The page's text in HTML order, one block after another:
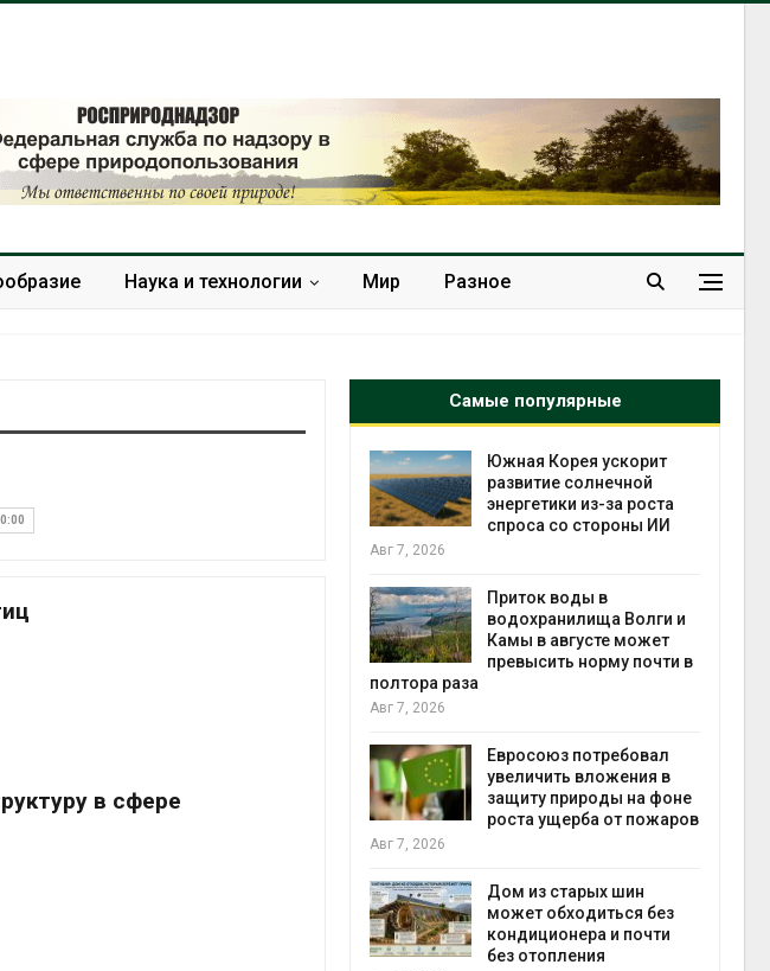
Наука и технологии Мир Разное
в сфере
Самые популярные
пресной воды
Южная Корея ускорит
развитие солнечной
энергетики из-за роста
спроса со стороны ИИ
Авг 7, 2026
Приток воды в
водохранилища Волги и
Камы в августе может
превысить норму почти в
полтора раза
Авг 7, 2026
Евросоюз потребовал
увеличить вложения в
защиту природы на фоне
роста ущерба от пожаров
Авг 7, 2026
Дом из старых шин
может обходиться без
кондиционера и почти
без отопления